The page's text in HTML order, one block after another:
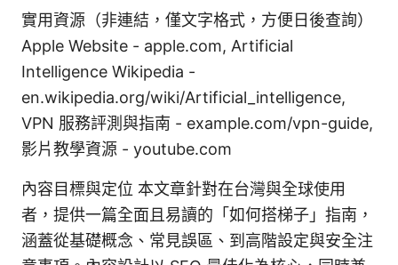
實用資源（非連結，僅文字格式，方便日後查詢）
Apple Website - apple.com, Artificial
Intelligence Wikipedia -
en.wikipedia.org/wiki/Artificial_intelligence,
VPN 服務評測與指南 - example.com/vpn-guide,
影片教學資源 - youtube.com
內容目標與定位 本文章針對在台灣與全球使用
者，提供一篇全面且易讀的「如何搭梯子」指南，
涵蓋從基礎概念、常見誤區、到高階設定與安全注